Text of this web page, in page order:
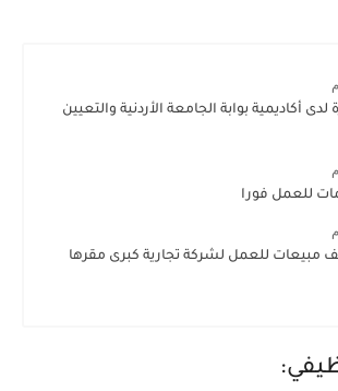
أكاديمية بوابة الجامعة الأردنية والتعيين
للعمل فورا
للعمل لشركة تجارية كبرى مقرها